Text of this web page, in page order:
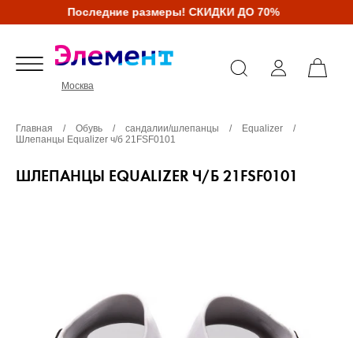
Последние размеры! СКИДКИ ДО 70%
Москва
Главная / Обувь / сандалии/шлепанцы / Equalizer
/
Шлепанцы Equalizer ч/б 21FSF0101
ШЛЕПАНЦЫ EQUALIZER Ч/Б 21FSF0101